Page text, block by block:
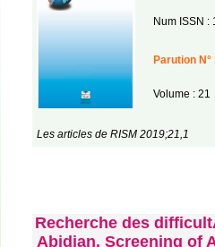
Num ISSN :
Parution N°
Volume : 21
Les articles de RISM 2019;21,1
Recherche des
Abidjan. Screening of